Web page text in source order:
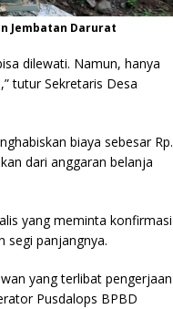
Jembatan Darurat
dilewati. Namun, hanya
tutur Sekretaris Desa
biaya sebesar Rp.
dari anggaran belanja
yang meminta konfirmasi
segi panjangnya.
yang terlibat pengerjaan
Pusdalops BPBD